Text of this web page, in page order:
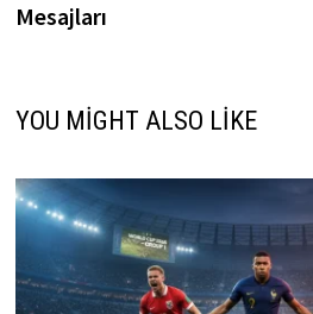
Mesajları
YOU MIGHT ALSO LIKE